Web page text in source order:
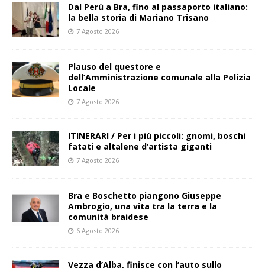
​Dal Perù a Bra, fino al passaporto italiano:
la bella storia di Mariano Trisano
7 Agosto 2026
Plauso del questore e
dell’Amministrazione comunale alla Polizia
Locale
7 Agosto 2026
ITINERARI / Per i più piccoli: gnomi, boschi
fatati e altalene d’artista giganti
7 Agosto 2026
Bra e Boschetto piangono Giuseppe
Ambrogio, una vita tra la terra e la
comunità braidese
6 Agosto 2026
Vezza d’Alba, finisce con l’auto sullo